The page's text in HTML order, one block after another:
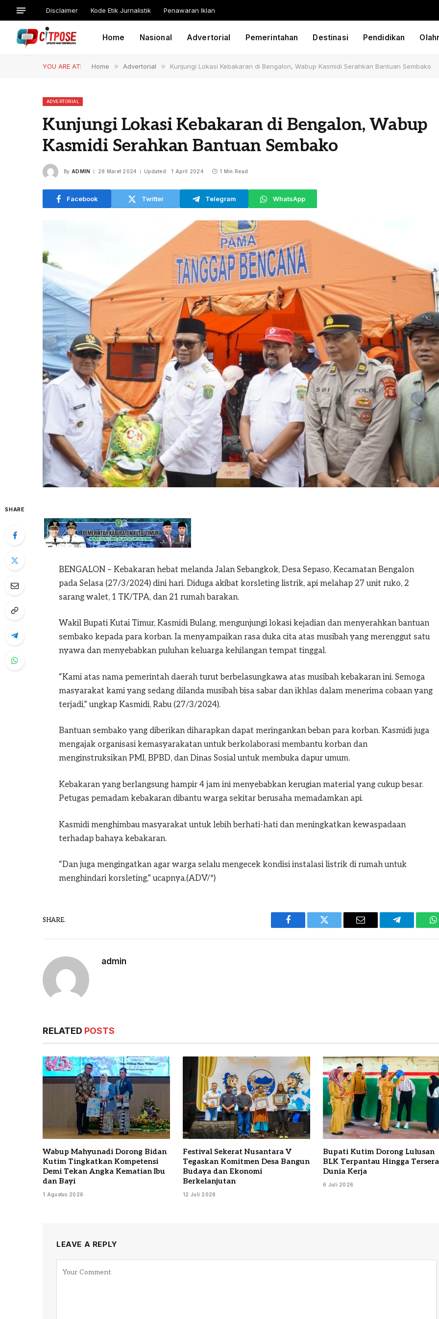
Disclaimer Kode Etik Jurnalistik Penawaran Iklan
Home Nasional Advertorial Pemerintahan Destinasi Pendidikan
YOU ARE AT: Home » Advertorial » Kunjungi Lokasi Kebakaran di Bengalon, Wabup Kasmidi Serahkan Bantuan Sembako
ADVERTORIAL
Kunjungi Lokasi Kebakaran di Bengalon, Wabup
Kasmidi Serahkan Bantuan Sembako
By ADMIN 28 Maret 2024 Updated: 1 April 2024 1 Min Read
Facebook Twitter Telegram WhatsApp
SHARE
BENGALON – Kebakaran hebat melanda Jalan Sebangkok, Desa Sepaso, Kecamatan Bengalon
pada Selasa (27/3/2024) dini hari. Diduga akibat korsleting listrik, api melahap 27 unit ruko, 2
sarang walet, 1 TK/TPA, dan 21 rumah barakan.
Wakil Bupati Kutai Timur, Kasmidi Bulang, mengunjungi lokasi kejadian dan menyerahkan bantuan
sembako kepada para korban. Ia menyampaikan rasa duka cita atas musibah yang merenggut satu
nyawa dan menyebabkan puluhan keluarga kehilangan tempat tinggal.
“Kami atas nama pemerintah daerah turut berbelasungkawa atas musibah kebakaran ini. Semoga
masyarakat kami yang sedang dilanda musibah bisa sabar dan ikhlas dalam menerima cobaan yang
terjadi,” ungkap Kasmidi, Rabu (27/3/2024).
Bantuan sembako yang diberikan diharapkan dapat meringankan beban para korban. Kasmidi juga
mengajak organisasi kemasyarakatan untuk berkolaborasi membantu korban dan
menginstruksikan PMI, BPBD, dan Dinas Sosial untuk membuka dapur umum.
Kebakaran yang berlangsung hampir 4 jam ini menyebabkan kerugian material yang cukup besar.
Petugas pemadam kebakaran dibantu warga sekitar berusaha memadamkan api.
Kasmidi menghimbau masyarakat untuk lebih berhati-hati dan meningkatkan kewaspadaan
terhadap bahaya kebakaran.
“Dan juga mengingatkan agar warga selalu mengecek kondisi instalasi listrik di rumah untuk
menghindari korsleting,” ucapnya.(ADV/*)
SHARE.
Facebook Twitter Email Telegram
admin
RELATED POSTS
Wabup Mahyunadi Dorong Bidan
Kutim Tingkatkan Kompetensi
Demi Tekan Angka Kematian Ibu
dan Bayi
1 Agustus 2026
Festival Sekerat Nusantara V
Tegaskan Komitmen Desa Bangun
Budaya dan Ekonomi
Berkelanjutan
12 Juli 2026
Bupati Kutim Dorong Lulusan
BLK Terpantau Hingga
Dunia Kerja
6 Juli 2026
LEAVE A REPLY